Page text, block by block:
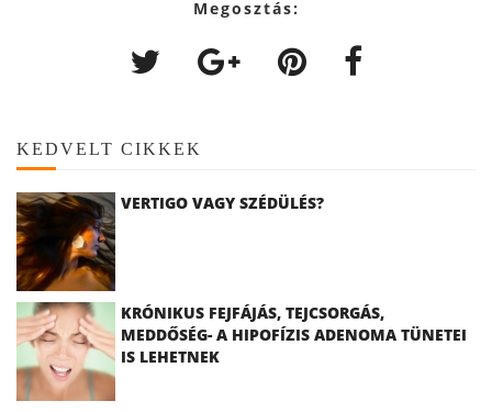
Megosztás:
KEDVELT CIKKEK
VERTIGO VAGY SZÉDÜLÉS?
KRÓNIKUS FEJFÁJÁS, TEJCSORGÁS,
MEDDŐSÉG- A HIPOFÍZIS ADENOMA TÜNETEI
IS LEHETNEK